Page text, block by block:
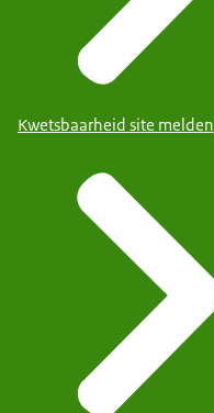
Kwetsbaarheid site melden